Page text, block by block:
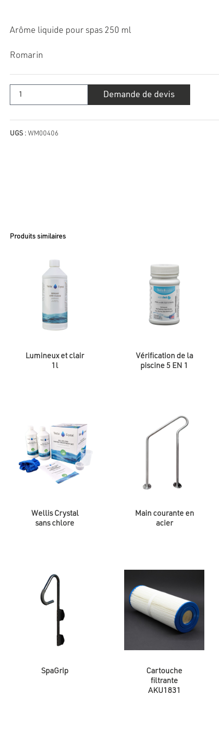
Arôme liquide pour spas 250 ml
Romarin
-
romarin
Demande de devis
UGS : WM00406
Produits similaires
Lumineux et clair
1l
Vérification de la
piscine 5 EN 1
Wellis Crystal
sans chlore
Main courante en
acier
SpaGrip
Cartouche
filtrante
AKU1831